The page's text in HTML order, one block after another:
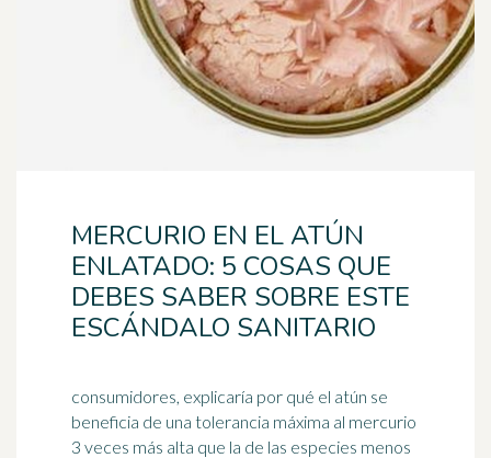
MERCURIO EN EL ATÚN
ENLATADO: 5 COSAS QUE
DEBES SABER SOBRE ESTE
ESCÁNDALO SANITARIO
consumidores, explicaría por qué el atún se
beneficia de una tolerancia máxima al mercurio
3 veces más alta que la de las especies menos